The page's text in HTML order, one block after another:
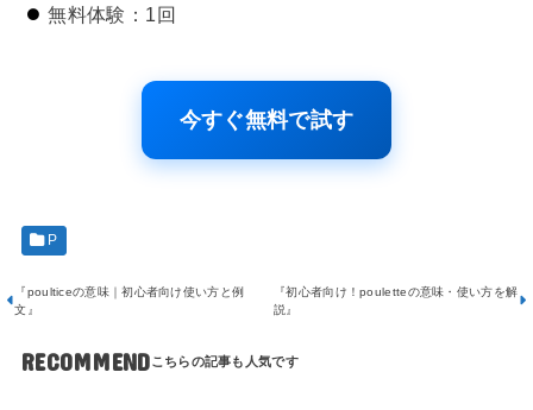
無料体験：1回
今すぐ無料で試す
P
『poulticeの意味｜初心者向け使い方と例
文』
『初心者向け！pouletteの意味・使い方を解
説』
RECOMMEND